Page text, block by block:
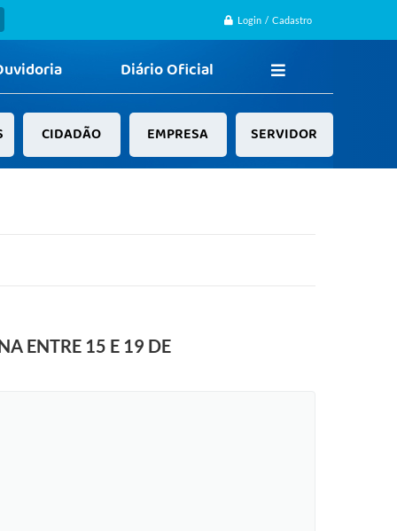
Login / Cadastro
Diário Oficial
CIDADÃO EMPRESA SERVIDOR
ENTRE 15 E 19 DE